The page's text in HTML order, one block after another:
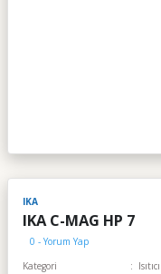
IKA
IKA C-MAG HP 7
0 - Yorum Yap
Kategori